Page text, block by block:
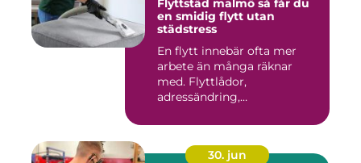
Flyttstäd malmö så får du
en smidig flytt utan
städstress
En flytt innebär ofta mer
arbete än många räknar
med. Flyttlådor,
adressändring,
30. jun